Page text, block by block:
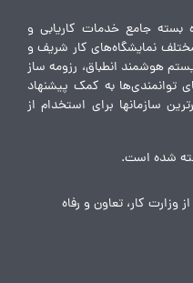
بسته جامع خدمات کاریابی و
نمایشگاه‌های کار شریف و
هوشمند انطباق، رزومه ساز
توانمندی‌ها به کمک پیشنهاد
سازمانها برای استخدام از
شده است.
وزارت کار، تعاون و رفاه